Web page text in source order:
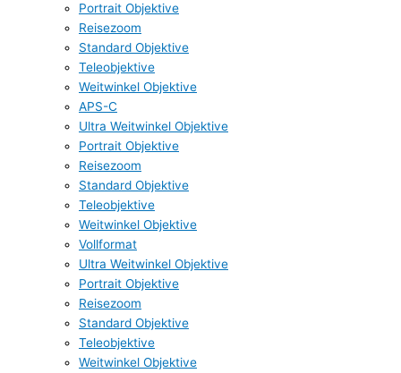
Portrait Objektive
Reisezoom
Standard Objektive
Teleobjektive
Weitwinkel Objektive
APS-C
Ultra Weitwinkel Objektive
Portrait Objektive
Reisezoom
Standard Objektive
Teleobjektive
Weitwinkel Objektive
Vollformat
Ultra Weitwinkel Objektive
Portrait Objektive
Reisezoom
Standard Objektive
Teleobjektive
Weitwinkel Objektive